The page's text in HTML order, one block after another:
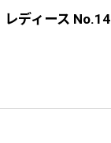
ディース No.14